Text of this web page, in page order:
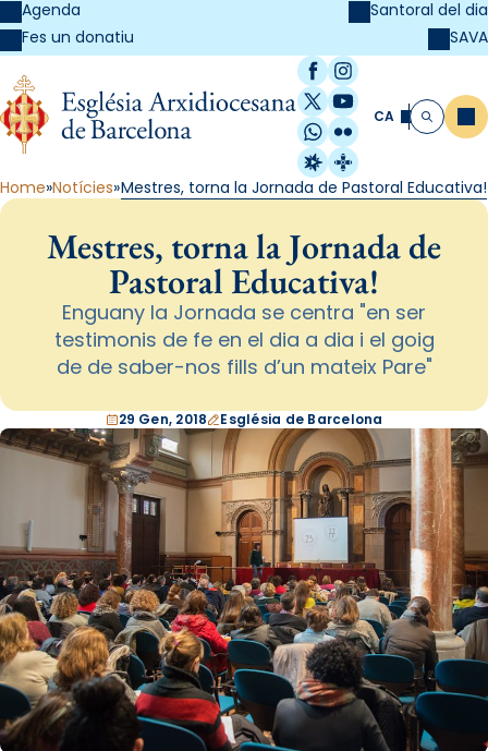
Agenda
Fes un donatiu
Santoral del dia
SAVA
Facebook
Instagram
X / Twitter
YouTube
WhatsApp
Flickr
Radio Estel
Catalunya
CA Cerca
Home Notícies Mestres, torna la Jornada de Pastoral Educativa!
Mestres, torna la Jornada de
Pastoral Educativa!
Enguany la Jornada se centra "en ser
testimonis de fe en el dia a dia i el goig
de de saber-nos fills d’un mateix Pare"
29 Gen, 2018 Església de Barcelona